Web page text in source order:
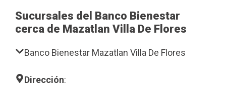
Sucursales del Banco Bienestar
cerca de Mazatlan Villa De Flores
Banco Bienestar Mazatlan Villa De Flores
Dirección: